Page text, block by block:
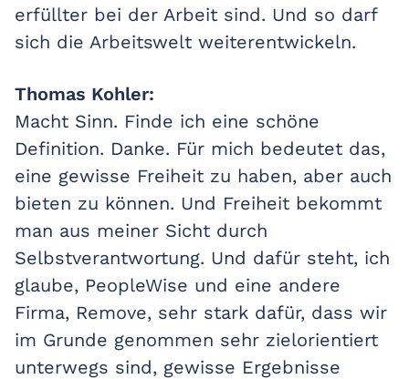
erfüllter bei der Arbeit sind. Und so darf
sich die Arbeitswelt weiterentwickeln.
Thomas Kohler:
Macht Sinn. Finde ich eine schöne
Definition. Danke. Für mich bedeutet das,
eine gewisse Freiheit zu haben, aber auch
bieten zu können. Und Freiheit bekommt
man aus meiner Sicht durch
Selbstverantwortung. Und dafür steht, ich
glaube, PeopleWise und eine andere
Firma, Remove, sehr stark dafür, dass wir
im Grunde genommen sehr zielorientiert
unterwegs sind, gewisse Ergebnisse